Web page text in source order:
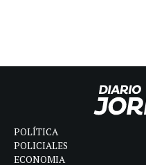
POLÍTICA
POLICIALES
ECONOMIA